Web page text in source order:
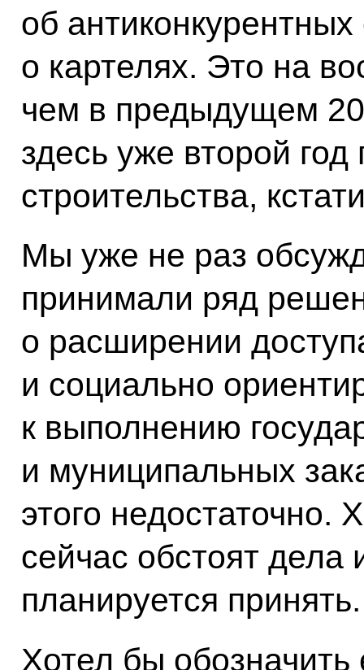
об
о картелях. Это на
чем в предыдущем
здесь уже второй
строительства,
Мы уже не раз
принимали ряд
о расширении
и социально
к выполнению
и муниципальных
этого недостаточно.
сейчас обстоят дела
планируется принять.
Хотел бы